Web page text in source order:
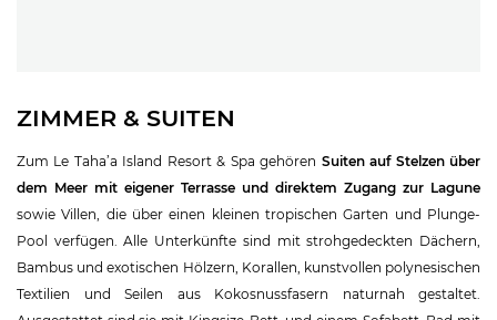
ZIMMER & SUITEN
Zum Le Taha’a Island Resort & Spa gehören Suiten auf Stelzen über
dem Meer mit eigener Terrasse und direktem Zugang zur Lagune
sowie Villen, die über einen kleinen tropischen Garten und Plunge-
Pool verfügen. Alle Unterkünfte sind mit strohgedeckten Dächern,
Bambus und exotischen Hölzern, Korallen, kunstvollen polynesischen
Textilien und Seilen aus Kokosnussfasern naturnah gestaltet.